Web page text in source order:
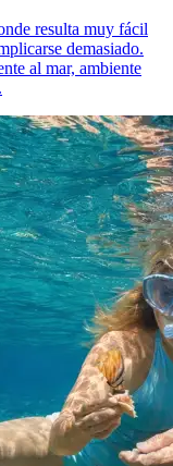
resulta muy fácil
demasiado.
al mar, ambiente